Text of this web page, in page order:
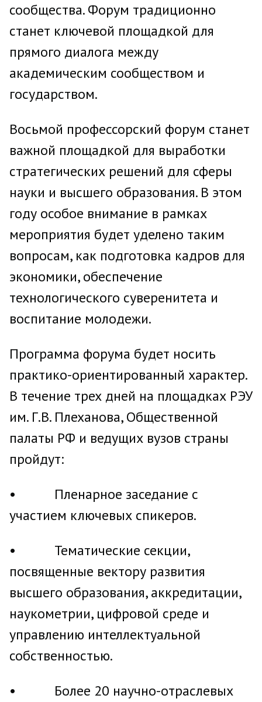
сообщества. Форум традиционно
станет ключевой площадкой для
прямого диалога между
академическим сообществом и
государством.
Восьмой профессорский форум станет
важной площадкой для выработки
стратегических решений для сферы
науки и высшего образования. В этом
году особое внимание в рамках
мероприятия будет уделено таким
вопросам, как подготовка кадров для
экономики, обеспечение
технологического суверенитета и
воспитание молодежи.
Программа форума будет носить
практико-ориентированный характер.
В течение трех дней на площадках РЭУ
им. Г.В. Плеханова, Общественной
палаты РФ и ведущих вузов страны
пройдут:
• Пленарное заседание с
участием ключевых спикеров.
• Тематические секции,
посвященные вектору развития
высшего образования, аккредитации,
наукометрии, цифровой среде и
управлению интеллектуальной
собственностью.
• Более 20 научно-отраслевых